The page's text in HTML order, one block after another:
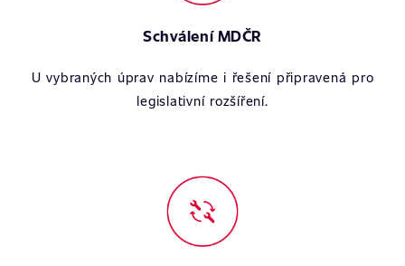
Schválení MDČR
U vybraných úprav nabízíme i řešení připravená pro
legislativní rozšíření.